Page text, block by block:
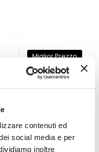
contenuti ed
social media e per
inoltre
Miglior Prezzo